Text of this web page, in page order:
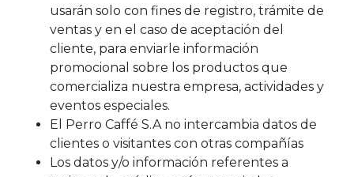
usarán solo con fines de registro, trámite de
ventas y en el caso de aceptación del
cliente, para enviarle información
promocional sobre los productos que
comercializa nuestra empresa, actividades y
eventos especiales.
El Perro Caffé S.A no intercambia datos de
clientes o visitantes con otras compañías
Los datos y/o información referentes a